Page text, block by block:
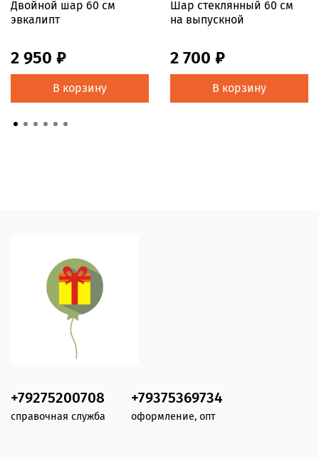
Двойной шар 60 см
эвкалипт
2 950 ₽
В корзину
Шар стеклянный 60 см
на выпускной
2 700 ₽
В корзину
+79275200708
справочная служба
+79375369734
оформление, опт